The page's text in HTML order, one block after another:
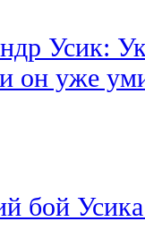
Усик:
он уже
бой